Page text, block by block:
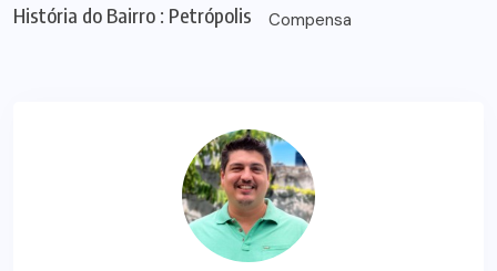
História do Bairro : Petrópolis